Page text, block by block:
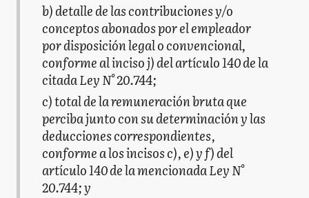
b) detalle de las contribuciones y/o
conceptos abonados por el empleador
por disposición legal o convencional,
conforme al inciso j) del artículo 140 de la
citada Ley N° 20.744;
c) total de la remuneración bruta que
perciba junto con su determinación y las
deducciones correspondientes,
conforme a los incisos c), e) y f) del
artículo 140 de la mencionada Ley N°
20.744; y